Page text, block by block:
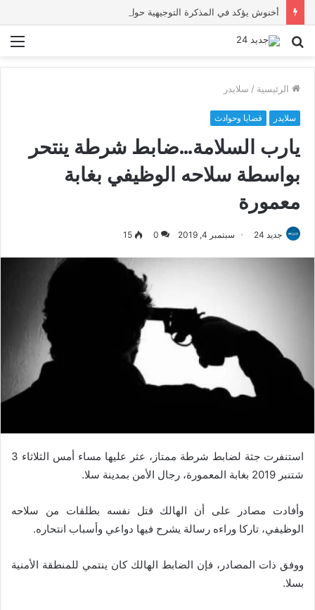
بحث
الرئيسية / سلايدر
سلايدر قضايا وحوادث
يارب السلامة…ضابط شرطة ينتحر
بواسطة سلاحه الوظيفي بغابة
معمورة
جديد 24 سبتمبر 4, 2019 0
15
استنفرت جثة لضابط شرطة ممتاز، عثر عليها مساء أمس الثلاثاء 3
شتنبر 2019 بغابة المعمورة، رجال الأمن بمدينة سلا.
وأفادت مصادر على أن الهالك قتل نفسه بطلقات من سلاحه
الوظيفي، تاركا وراءه رسالة يشرح فيها دواعي وأسباب انتحاره.
ووفق ذات المصادر، فإن الضابط الهالك كان ينتمي للمنطقة الأمنية
بسلا.